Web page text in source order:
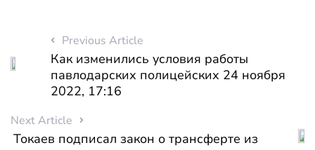
Previous Article
Как изменились условия работы
павлодарских полицейских 24 ноября
2022, 17:16
Next Article
Токаев подписал закон о трансферте из